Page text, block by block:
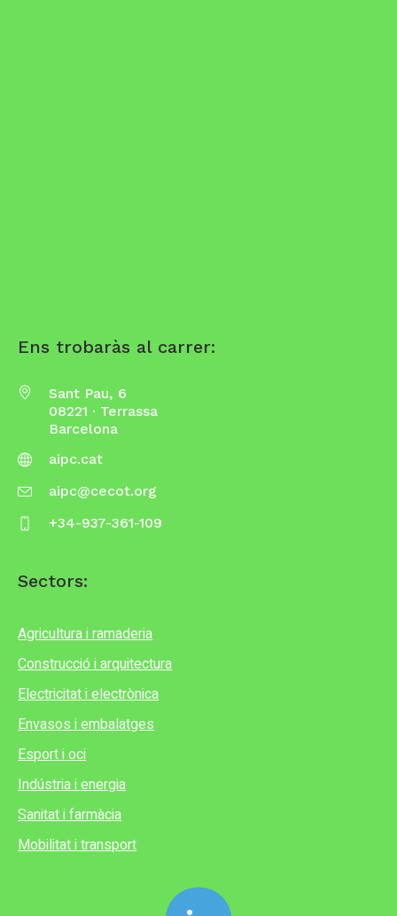
Ens trobaràs al carrer:
Sant Pau, 6
08221 · Terrassa
Barcelona
aipc.cat
aipc@cecot.org
+34-937-361-109
Sectors:
Agricultura i ramaderia
Construcció i arquitectura
Electricitat i electrònica
Envasos i embalatges
Esport i oci
Indústria i energia
Sanitat i farmàcia
Mobilitat i transport